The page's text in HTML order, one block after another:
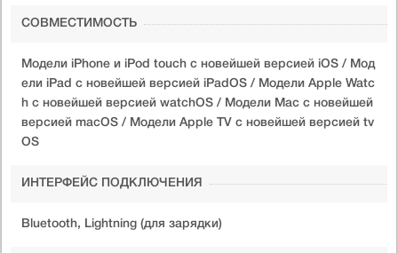
СОВМЕСТИМОСТЬ
Модели iPhone и iPod touch с новейшей версией iOS / Мод
ели iPad с новейшей версией iPadOS / Модели Apple Watc
h с новейшей версией watchOS / Модели Mac с новейшей
версией macOS / Модели Apple TV с новейшей версией tv
OS
ИНТЕРФЕЙС ПОДКЛЮЧЕНИЯ
Bluetooth, Lightning (для зарядки)